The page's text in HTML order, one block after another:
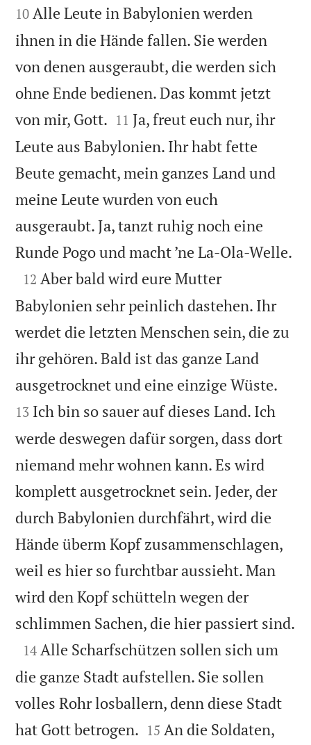
10 Alle Leute in Babylonien werden
ihnen in die Hände fallen. Sie werden
von denen ausgeraubt, die werden sich
ohne Ende bedienen. Das kommt jetzt
von mir, Gott. 

11 Ja, freut euch nur, ihr
Leute aus Babylonien. Ihr habt fette
Beute gemacht, mein ganzes Land und
meine Leute wurden von euch
ausgeraubt. Ja, tanzt ruhig noch eine
Runde Pogo und macht ’ne La-Ola-Welle.

12 Aber bald wird eure Mutter
Babylonien sehr peinlich dastehen. Ihr
werdet die letzten Menschen sein, die zu
ihr gehören. Bald ist das ganze Land
ausgetrocknet und eine einzige Wüste.
13 Ich bin so sauer auf dieses Land. Ich
werde deswegen dafür sorgen, dass dort
niemand mehr wohnen kann. Es wird
komplett ausgetrocknet sein. Jeder, der
durch Babylonien durchfährt, wird die
Hände überm Kopf zusammenschlagen,
weil es hier so furchtbar aussieht. Man
wird den Kopf schütteln wegen der
schlimmen Sachen, die hier passiert sind.

14 Alle Scharfschützen sollen sich um
die ganze Stadt aufstellen. Sie sollen
volles Rohr losballern, denn diese Stadt
hat Gott betrogen. 

15 An die Soldaten,